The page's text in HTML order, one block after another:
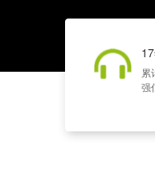
累
强